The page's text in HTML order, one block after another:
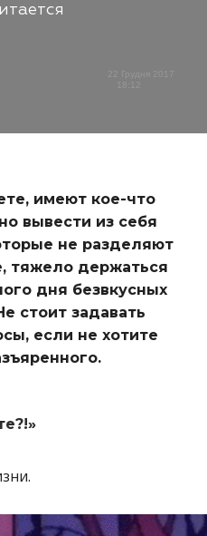
22 Грудня 2017
имеют кое-что
вывести из себя
не разделяют
тяжело держаться
дня безвкусных
стоит задавать
если не хотите